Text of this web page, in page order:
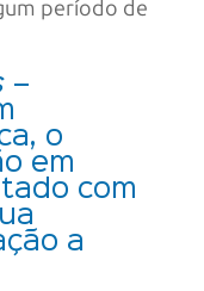
período de
–
o
em
com
a